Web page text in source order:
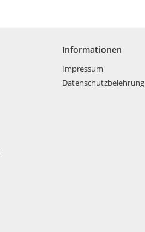
Informationen
Impressum
Datenschutzbelehrung